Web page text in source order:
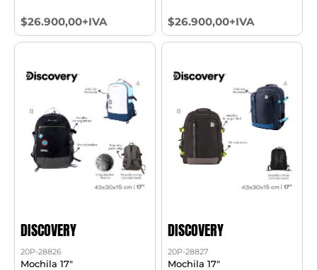
$26.900,00+IVA $26.900,00+IVA
DISCOVERY
20P-28826
Mochila 17"
DISCOVERY
20P-28827
Mochila 17"